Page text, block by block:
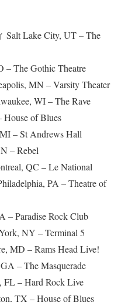
Lake City, UT – The
– The Gothic Theatre
MN – Varsity Theater
WI – The Rave
of Blues
– St Andrews Hall
– Rebel
QC – Le National
PA – Theatre of
– Paradise Rock Club
NY – Terminal 5
MD – Rams Head Live!
– The Masquerade
– Hard Rock Live
TX – House of Blues